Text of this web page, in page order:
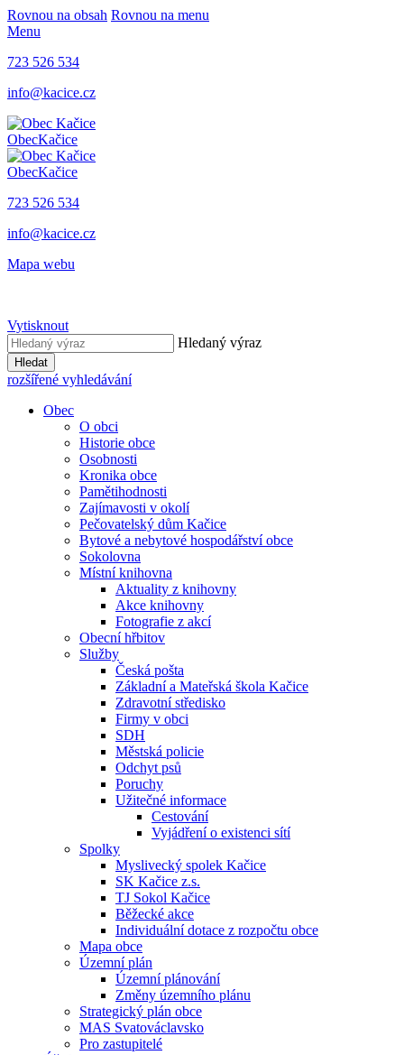
Rovnou na obsah Rovnou na menu
Menu
723 526 534
info@kacice.cz
ObecKačice
ObecKačice
723 526 534
info@kacice.cz
Mapa webu
Vytisknout
Hledaný výraz
Hledat
rozšířené vyhledávání
Obec
O obci
Historie obce
Osobnosti
Kronika obce
Pamětihodnosti
Zajímavosti v okolí
Pečovatelský dům Kačice
Bytové a nebytové hospodářství obce
Sokolovna
Místní knihovna
Aktuality z knihovny
Akce knihovny
Fotografie z akcí
Obecní hřbitov
Služby
Česká pošta
Základní a Mateřská škola Kačice
Zdravotní středisko
Firmy v obci
SDH
Městská policie
Odchyt psů
Poruchy
Užitečné informace
Cestování
Vyjádření o existenci sítí
Spolky
Myslivecký spolek Kačice
SK Kačice z.s.
TJ Sokol Kačice
Běžecké akce
Individuální dotace z rozpočtu obce
Mapa obce
Územní plán
Územní plánování
Změny územního plánu
Strategický plán obce
MAS Svatováclavsko
Pro zastupitelé